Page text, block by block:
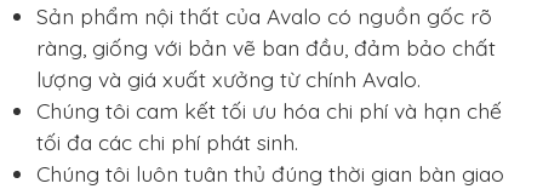
Sản phẩm nội thất của Avalo có nguồn gốc rõ
ràng, giống với bản vẽ ban đầu, đảm bảo chất
lượng và giá xuất xưởng từ chính Avalo.
Chúng tôi cam kết tối ưu hóa chi phí và hạn chế
tối đa các chi phí phát sinh.
Chúng tôi luôn tuân thủ đúng thời gian bàn giao